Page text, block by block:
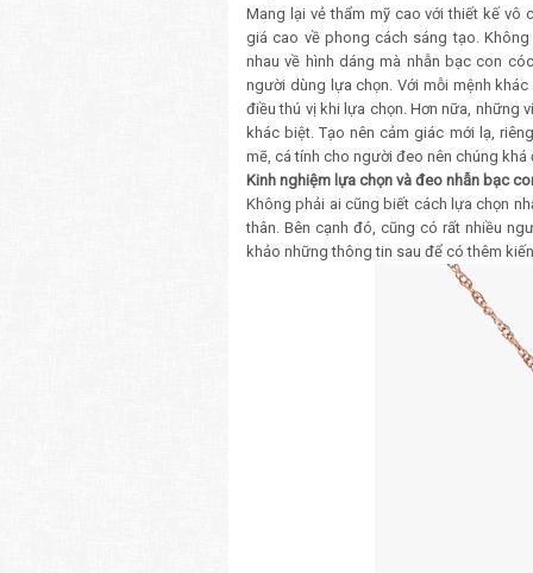
Mang lại vẻ thẩm mỹ cao với thiết kế
giá cao về phong cách sáng tạo.
nhau về hình dáng mà nhẫn bạc con
người dùng lựa chọn. Với mỗi mệnh
điều thú vị khi lựa chọn. Hơn nữa, những
khác biệt. Tạo nên cảm giác mới lạ,
mẽ, cá tính cho người đeo nên chúng
Kinh nghiệm lựa chọn và đeo nhẫn bạc
Không phải ai cũng biết cách lựa chọn
thân. Bên cạnh đó, cũng có rất nhiều
khảo những thông tin sau để có thêm